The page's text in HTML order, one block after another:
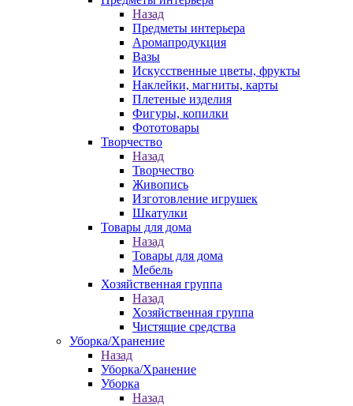
Назад
Предметы интерьера
Аромапродукция
Вазы
Искусственные цветы, фрукты
Наклейки, магниты, карты
Плетеные изделия
Фигуры, копилки
Фототовары
Творчество
Назад
Творчество
Живопись
Изготовление игрушек
Шкатулки
Товары для дома
Назад
Товары для дома
Мебель
Хозяйственная группа
Назад
Хозяйственная группа
Чистящие средства
Уборка/Хранение
Назад
Уборка/Хранение
Уборка
Назад